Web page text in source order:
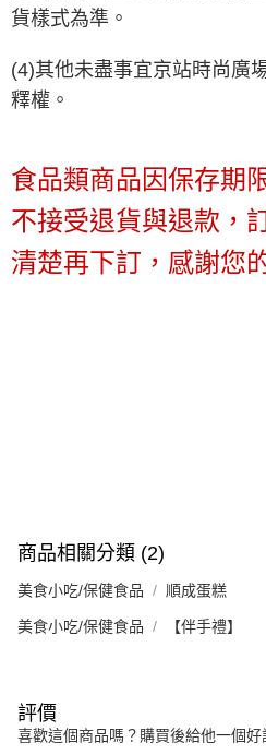
貨樣式為準。
(4)其他未盡事宜京站時尚廣
釋權。
食品類商品因保存期
不接受退貨與退款，
清楚再下訂，感謝您
商品相關分類 (2)
美食小吃/保健食品 順成蛋糕
美食小吃/保健食品 【伴手禮】
評價
喜歡這個商品嗎？購買後給他一個好